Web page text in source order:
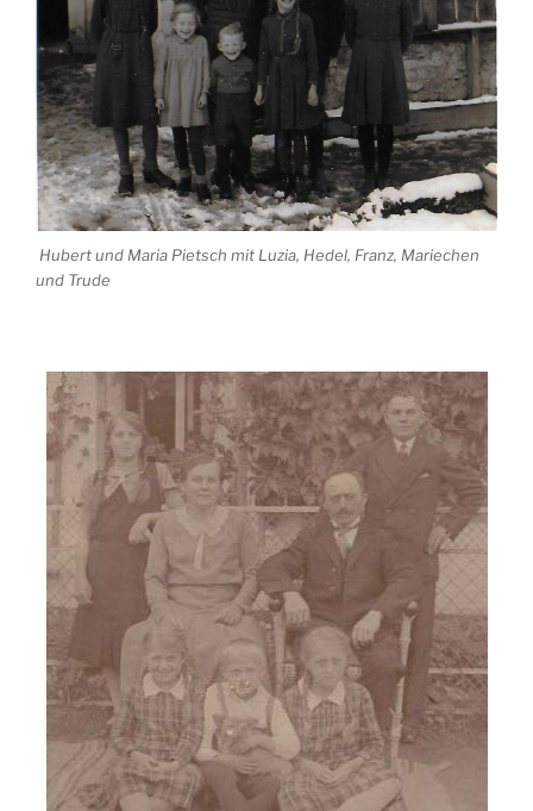
Hubert und Maria Pietsch mit Luzia, Hedel, Franz, Mariechen
und Trude